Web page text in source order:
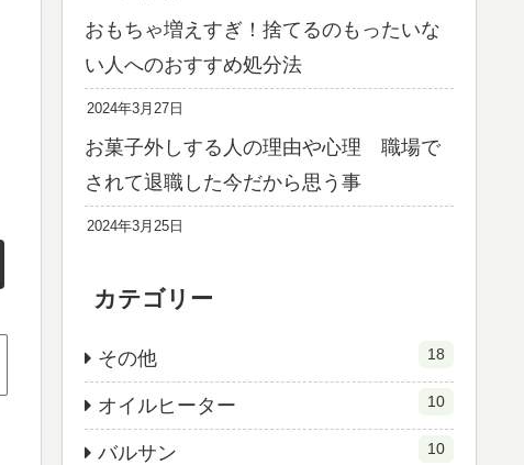
おもちゃ増えすぎ！捨てるのもったいな
い人へのおすすめ処分法
2024年3月27日
お菓子外しする人の理由や心理 職場で
されて退職した今だから思う事
2024年3月25日
カテゴリー
その他 18
オイルヒーター 10
バルサン 10